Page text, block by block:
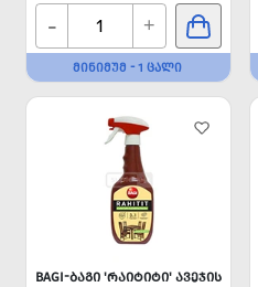
- +
ᲛᲘᲜᲘᲛᲣᲛ - 1 ᲪᲐᲚᲘ
BAGI-ᲑᲐᲒᲘ 'ᲠᲐᲘᲢᲘᲢᲘ' ᲐᲕᲔᲯᲘᲡ